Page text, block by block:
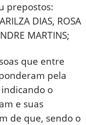
prepostos:
DIAS, ROSA
MARTINS;
que entre
pela
indicando o
e suas
de que, sendo o